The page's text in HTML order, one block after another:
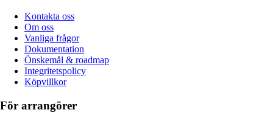
Kontakta oss
Om oss
Vanliga frågor
Dokumentation
Önskemål & roadmap
Integritetspolicy
Köpvillkor
För arrangörer